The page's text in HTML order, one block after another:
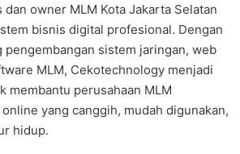
owner MLM Kota Jakarta Selatan
bisnis digital profesional. Dengan
pengembangan sistem jaringan, web
MLM, Cekotechnology menjadi
membantu perusahaan MLM
yang canggih, mudah digunakan,
hidup.